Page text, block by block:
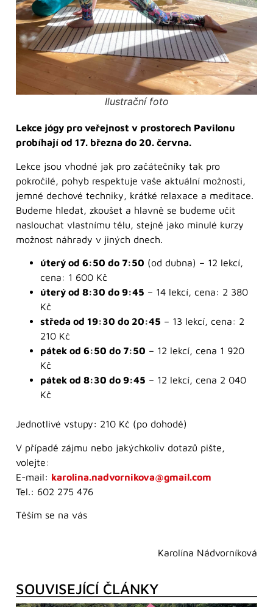
Ilustrační foto
Lekce jógy pro veřejnost v prostorech Pavilonu
probíhají od 17. března do 20. června.
Lekce jsou vhodné jak pro začátečníky tak pro
pokročilé, pohyb respektuje vaše aktuální možnosti,
jemné dechové techniky, krátké relaxace a meditace.
Budeme hledat, zkoušet a hlavně se budeme učit
naslouchat vlastnímu tělu, stejně jako minulé kurzy
možnost náhrady v jiných dnech.
úterý od 6:50 do 7:50 (od dubna) – 12 lekcí,
cena: 1 600 Kč
úterý od 8:30 do 9:45 – 14 lekcí, cena: 2 380
Kč
středa od 19:30 do 20:45 – 13 lekcí, cena: 2
210 Kč
pátek od 6:50 do 7:50 – 12 lekcí, cena 1 920
Kč
pátek od 8:30 do 9:45 – 12 lekcí, cena 2 040
Kč
Jednotlivé vstupy: 210 Kč (po dohodě)
V případě zájmu nebo jakýchkoliv dotazů pište,
volejte:
E-mail: karolina.nadvornikova@gmail.com
Tel.: 602 275 476
Těším se na vás
Karolína Nádvorníková
SOUVISEJÍCÍ ČLÁNKY